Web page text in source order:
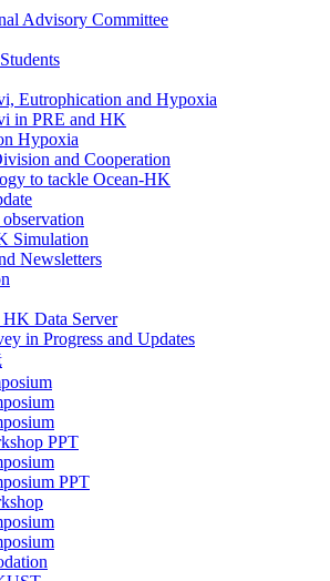
Advisory Committee
Eutrophication and Hypoxia
in PRE and HK
Hypoxia
and Cooperation
to tackle Ocean-HK
Simulation
Newsletters
Data Server
in Progress and Updates
PPT
PPT